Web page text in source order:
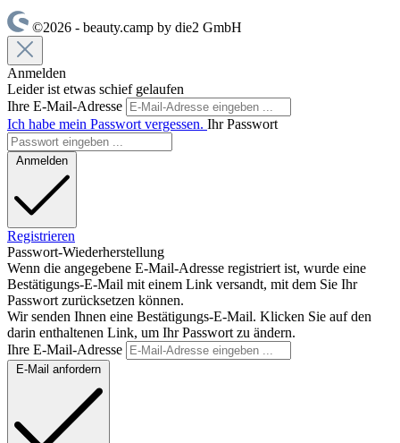
©2026 - beauty.camp by die2 GmbH
Anmelden
Leider ist etwas schief gelaufen
Ihre E-Mail-Adresse
Ich habe mein Passwort vergessen. Ihr Passwort
Anmelden
Registrieren
Passwort-Wiederherstellung
Wenn die angegebene E-Mail-Adresse registriert ist, wurde eine
Bestätigungs-E-Mail mit einem Link versandt, mit dem Sie Ihr
Passwort zurücksetzen können.
Wir senden Ihnen eine Bestätigungs-E-Mail. Klicken Sie auf den
darin enthaltenen Link, um Ihr Passwort zu ändern.
Ihre E-Mail-Adresse
E-Mail anfordern